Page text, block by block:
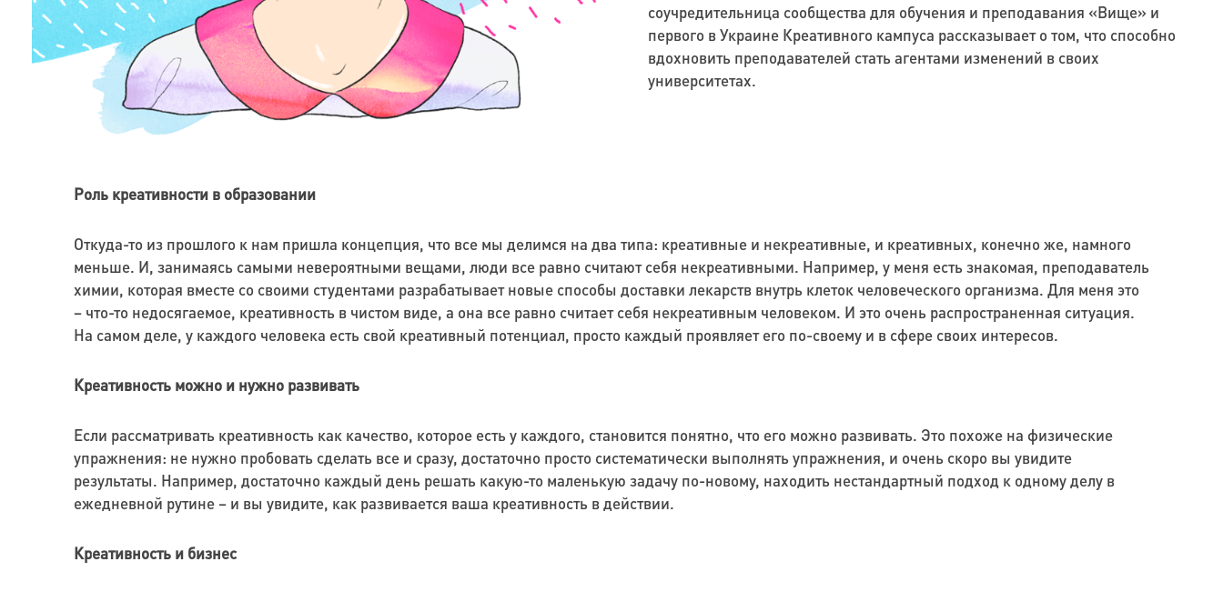
соучредительница сообщества для обучения и преподавания «Вище» и
первого в Украине Креативного кампуса рассказывает о том, что способно
вдохновить преподавателей стать агентами изменений в своих
университетах.
Роль креативности в образовании
Откуда-то из прошлого к нам пришла концепция, что все мы делимся на два типа: креативные и некреативные, и креативных, конечно же, намного
меньше. И, занимаясь самыми невероятными вещами, люди все равно считают себя некреативными. Например, у меня есть знакомая, преподаватель
химии, которая вместе со своими студентами разрабатывает новые способы доставки лекарств внутрь клеток человеческого организма. Для меня это
– что-то недосягаемое, креативность в чистом виде, а она все равно считает себя некреативным человеком. И это очень распространенная ситуация.
На самом деле, у каждого человека есть свой креативный потенциал, просто каждый проявляет его по-своему и в сфере своих интересов.
Креативность можно и нужно развивать
Если рассматривать креативность как качество, которое есть у каждого, становится понятно, что его можно развивать. Это похоже на физические
упражнения: не нужно пробовать сделать все и сразу, достаточно просто систематически выполнять упражнения, и очень скоро вы увидите
результаты. Например, достаточно каждый день решать какую-то маленькую задачу по-новому, находить нестандартный подход к одному делу в
ежедневной рутине – и вы увидите, как развивается ваша креативность в действии.
Креативность и бизнес